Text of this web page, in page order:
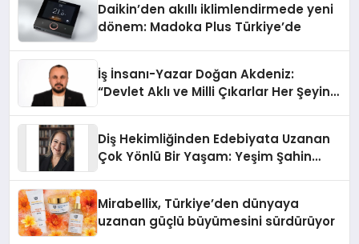
Daikin’den akıllı iklimlendirmede yeni
dönem: Madoka Plus Türkiye’de
İş İnsanı-Yazar Doğan Akdeniz:
“Devlet Aklı ve Milli Çıkarlar Her Şeyin
Diş Hekimliğinden Edebiyata Uzanan
Çok Yönlü Bir Yaşam: Yeşim Şahin
Mirabellix, Türkiye’den dünyaya
uzanan güçlü büyümesini sürdürüyor